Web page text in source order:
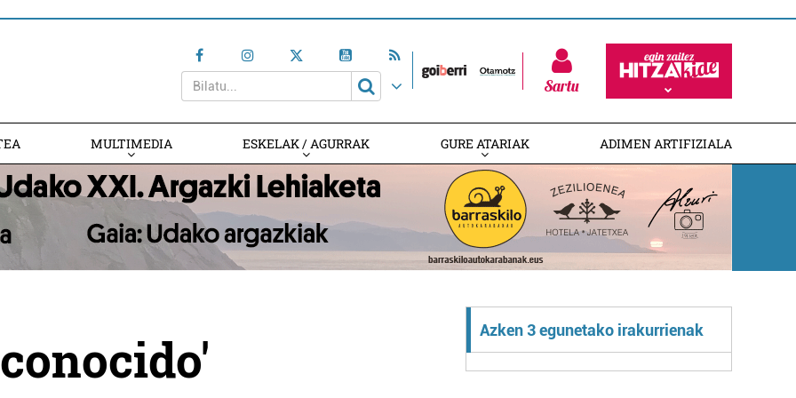
Sartu
MULTIMEDIA ESKELAK / AGURRAK GURE ATARIAK ADIMEN ARTIFIZIALA
Azken 3 egunetako irakurrienak